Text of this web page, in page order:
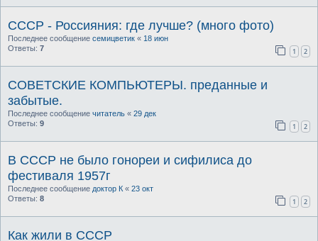
СССР - Россияния: где лучше? (много фото)
Последнее сообщение семицветик « 18 июн
Ответы: 7 1 2
СОВЕТСКИЕ КОМПЬЮТЕРЫ. преданные и
забытые.
Последнее сообщение читатель « 29 дек
Ответы: 9 1 2
В СССР не было гонореи и сифилиса до
фестиваля 1957г
Последнее сообщение доктор К « 23 окт
Ответы: 8 1 2
Как жили в СССР